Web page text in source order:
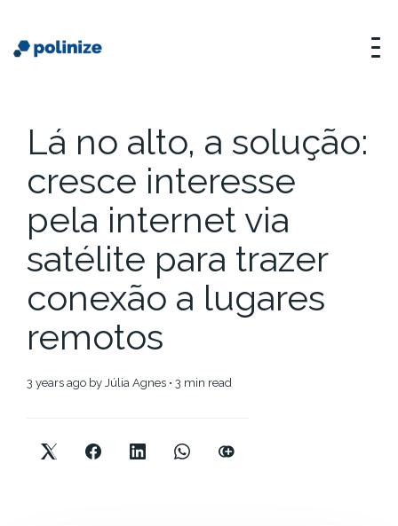
Lá no alto, a solução:
cresce interesse
pela internet via
satélite para trazer
conexão a lugares
remotos
3 years ago by Júlia Agnes • 3 min read